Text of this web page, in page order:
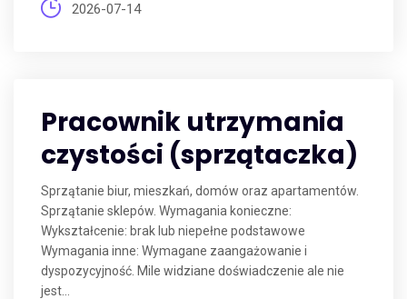
2026-07-14
Pracownik utrzymania
czystości (sprzątaczka)
Sprzątanie biur, mieszkań, domów oraz apartamentów.
Sprzątanie sklepów. Wymagania konieczne:
Wykształcenie: brak lub niepełne podstawowe
Wymagania inne: Wymagane zaangażowanie i
dyspozycyjność. Mile widziane doświadczenie ale nie
jest...